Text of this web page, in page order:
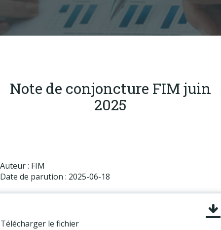
Produits
Publications
Note de conjoncture FIM juin
2025
Auteur : FIM
Date de parution : 2025-06-18
Télécharger le fichier